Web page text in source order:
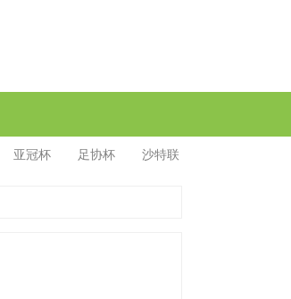
亚冠杯 足协杯 沙特联